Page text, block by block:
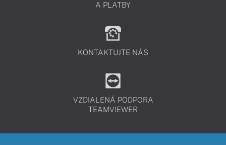
A PLATBY
KONTAKTUJTE NÁS
VZDIALENÁ PODPORA
TEAMVIEWER